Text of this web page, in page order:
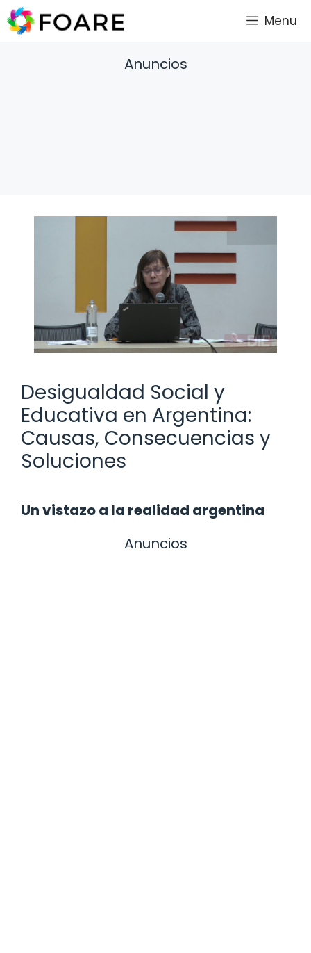
Saltar
al
Menu
Anuncios
Desigualdad Social y
Educativa en Argentina:
Causas, Consecuencias y
Soluciones
Un vistazo a la realidad argentina
Anuncios